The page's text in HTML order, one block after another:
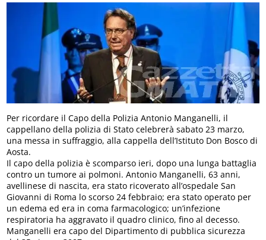
Per ricordare il Capo della Polizia Antonio Manganelli, il
cappellano della polizia di Stato celebrerà sabato 23 marzo,
una messa in suffraggio, alla cappella dell’Istituto Don Bosco di
Aosta.
Il capo della polizia è scomparso ieri, dopo una lunga battaglia
contro un tumore ai polmoni. Antonio Manganelli, 63 anni,
avellinese di nascita, era stato ricoverato all’ospedale San
Giovanni di Roma lo scorso 24 febbraio; era stato operato per
un edema ed era in coma farmacologico; un’infezione
respiratoria ha aggravato il quadro clinico, fino al decesso.
Manganelli era capo del Dipartimento di pubblica sicurezza